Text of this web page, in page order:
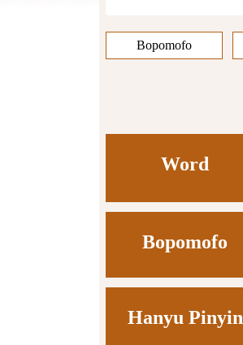
Bopomofo
Word
Bopomofo
Hanyu Pinyin